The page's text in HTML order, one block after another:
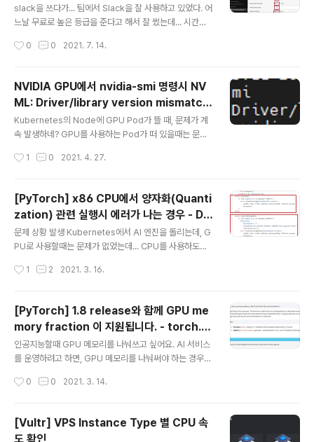
에서 Ctrl + C 등을 눌러 강제로 죽이뒤에 다시 docker-
compose 를 실행시키면 아래처럼 에러가 나는경우가 있
x..
slack을 쓰다가... 팀에서 Slack을 잘 사용하고 있었다. 어
느날 무료로 높은 등급을 준다고 해서 잘 썼는데... 시간이
로 사용하긴 비싸고... 역시 설치형인가.. 흠.. Rocket.cha
데, Rocket.chat이 사용이 좀 더 불편해서 Mattermost
를 설치하는것으로 결정. Mattermost 설치하기 역시나
docker로 설치하면 편하다. 멀티노드로 실행하려면 다음
의 링크를 타고 가자 : https://docs.mattermost.com/
0 0 2021. 7. 14.
NVIDIA GPU에서 nvidia-smi 명령시 NV
ML: Driver/library version mismatch
발생 원인은 아마도?
Kubernetes의 Node에 GPU Pod가 뜰 때, 문제가 계
속 발생하네? GPU를 사용하는 Pod가 떠 있을때는 문제
있었다. 주로 이런 경우 nvidia-smi 명령을 치면 아래와
Driver/library version mismatch 단순히 에러 메세지
로만 보면, 드라이버와 라이브러리가 매치 되지 않는다는
건데, 난 서버에 아무런 짓도 안 해 줬는데도 에러가 생기는
것이다. 약 1년전부터 가끔 발생한 문제였는데, 이것저것
찾아 보았지만, 다들 재부팅하면 해결 될 거라는 이야기
vidia..
1 0 2021. 4. 27.
[PyTorch] x86 CPU에서 양자화(Quanti
zation) 관련 실행시 에러가 나는 경우 - Did
n't find engine for operation quanti
zed::conv_prepack NoQEngine
문제 상황 발생 Kubernetes에서 AI 엔진을 돌리는데, G
PU로 사용할때는 문제가 없었는데... CPU를 사용하도록
아래와 비슷한 문제가 발생하면서 동작하지 않는 문제가
d::conv_prepack NoQEngine conv_prepack뿐만
아니라, linear_prepack 라는 에러가 발생하기도 한다.
알고 봤더니, CPU를 사용할 때는 Quantization 과정에
서 문제가 발생한것이었다. 분석하기 소스에서 에러 메세
지 찾기 해당 에러를 출력하는 코드를 찾아보면 아래와 같
의 제일 윗부분부터..
1 2 2021. 3. 16.
[PyTorch] 1.8 release와 함께 GPU me
mory fraction 이 지원됩니다. - torch.c
uda.set_per_process_memory_frac
tion
인공지능할때 GPU 메모리를 나눠쓰고 싶어요. AI 서비스
를 운영하려고 하면, GPU 메모리를 나눠써야 하는 경우가
로 나만의 리소스 제약 (request, limit) 만들어서 사용하
혹은 한 놈이 비정상적 동작으로 인해서 GPU memory
0 0 2021. 3. 14.
[Vultr] VPS Instance Type 별 CPU 속
도 확인